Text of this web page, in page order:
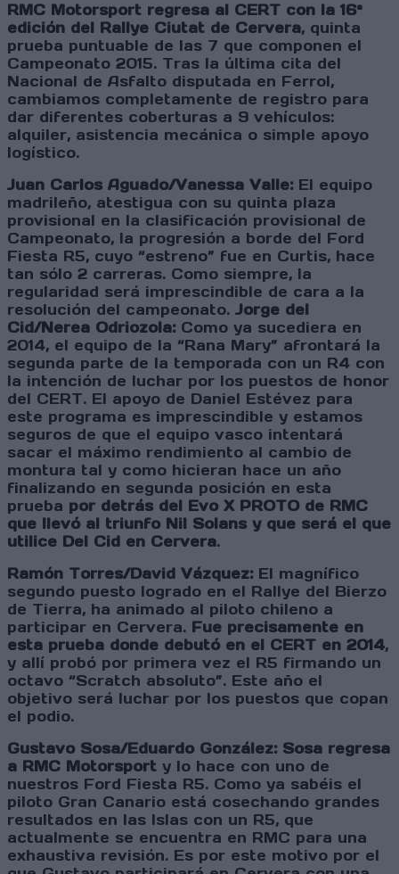
RMC Motorsport regresa al CERT con la 16ª
edición del Rallye Ciutat de Cervera, quinta
prueba puntuable de las 7 que componen el
Campeonato 2015. Tras la última cita del
Nacional de Asfalto disputada en Ferrol,
cambiamos completamente de registro para
dar diferentes coberturas a 9 vehículos:
alquiler, asistencia mecánica o simple apoyo
logístico.
Juan Carlos Aguado/Vanessa Valle: El equipo
madrileño, atestigua con su quinta plaza
provisional en la clasificación provisional de
Campeonato, la progresión a borde del Ford
Fiesta R5, cuyo “estreno” fue en Curtis, hace
tan sólo 2 carreras. Como siempre, la
regularidad será imprescindible de cara a la
resolución del campeonato. Jorge del
Cid/Nerea Odriozola: Como ya sucediera en
2014, el equipo de la “Rana Mary” afrontará la
segunda parte de la temporada con un R4 con
la intención de luchar por los puestos de honor
del CERT. El apoyo de Daniel Estévez para
este programa es imprescindible y estamos
seguros de que el equipo vasco intentará
sacar el máximo rendimiento al cambio de
montura tal y como hicieran hace un año
finalizando en segunda posición en esta
prueba por detrás del Evo X PROTO de RMC
que llevó al triunfo Nil Solans y que será el que
utilice Del Cid en Cervera.
Ramón Torres/David Vázquez: El magnífico
segundo puesto logrado en el Rallye del Bierzo
de Tierra, ha animado al piloto chileno a
participar en Cervera. Fue precisamente en
esta prueba donde debutó en el CERT en 2014,
y allí probó por primera vez el R5 firmando un
octavo “Scratch absoluto”. Este año el
objetivo será luchar por los puestos que copan
el podio.
Gustavo Sosa/Eduardo González: Sosa regresa
a RMC Motorsport y lo hace con uno de
nuestros Ford Fiesta R5. Como ya sabéis el
piloto Gran Canario está cosechando grandes
resultados en las Islas con un R5, que
actualmente se encuentra en RMC para una
exhaustiva revisión. Es por este motivo por el